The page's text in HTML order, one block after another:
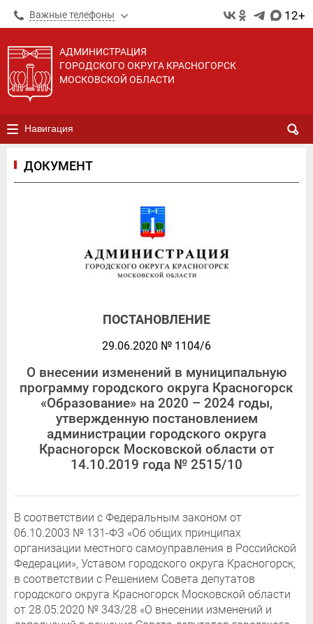
Важные телефоны 12+
АДМИНИСТРАЦИЯ
ГОРОДСКОГО ОКРУГА КРАСНОГОРСК
МОСКОВСКОЙ ОБЛАСТИ
Навигация
ДОКУМЕНТ
ПОСТАНОВЛЕНИЕ
29.06.2020 № 1104/6
О внесении изменений в муниципальную
программу городского округа Красногорск
«Образование» на 2020 – 2024 годы,
утвержденную постановлением
администрации городского округа
Красногорск Московской области от
14.10.2019 года № 2515/10
В соответствии с Федеральным законом от
06.10.2003 № 131-ФЗ «Об общих принципах
организации местного самоуправления в Российской
Федерации», Уставом городского округа Красногорск,
в соответствии с Решением Совета депутатов
городского округа Красногорск Московской области
от 28.05.2020 № 343/28 «О внесении изменений и